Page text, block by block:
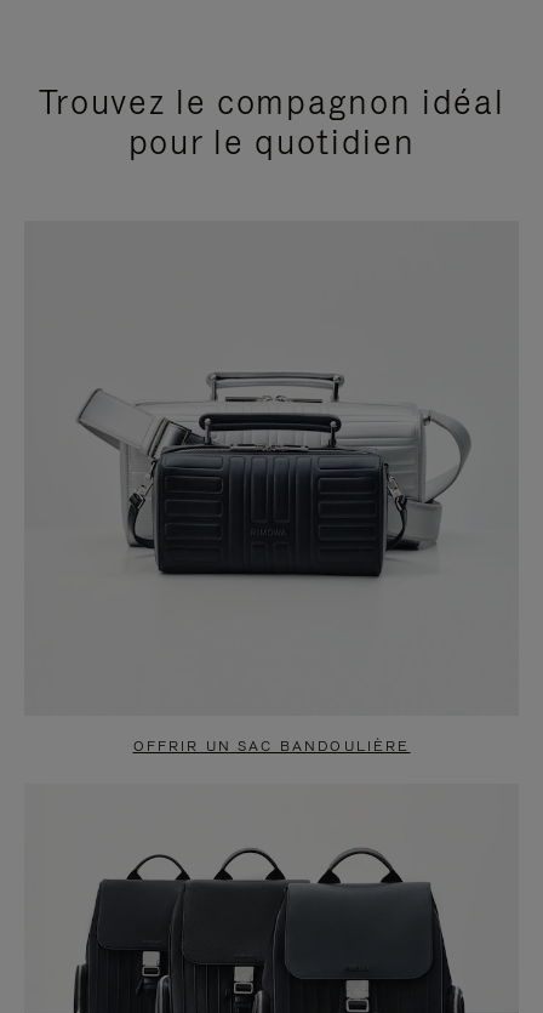
Trouvez le compagnon idéal
pour le quotidien
OFFRIR UN SAC BANDOULIÈRE